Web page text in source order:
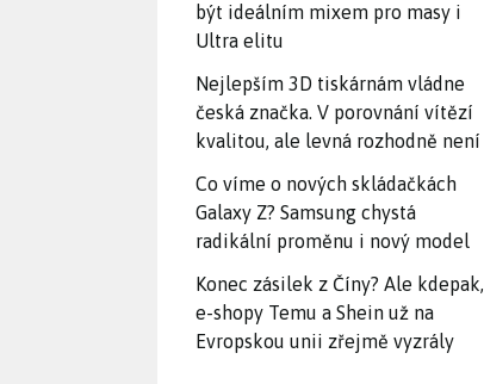
být ideálním mixem pro masy i
Ultra elitu
Nejlepším 3D tiskárnám vládne
česká značka. V porovnání vítězí
kvalitou, ale levná rozhodně není
Co víme o nových skládačkách
Galaxy Z? Samsung chystá
radikální proměnu i nový model
Konec zásilek z Číny? Ale kdepak,
e-shopy Temu a Shein už na
Evropskou unii zřejmě vyzrály